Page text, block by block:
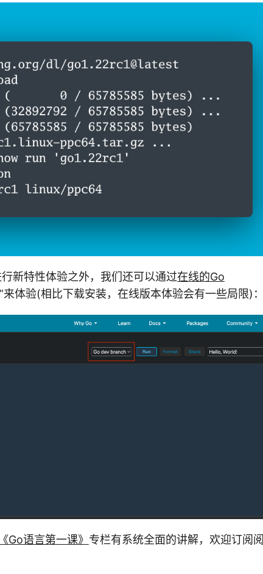
新特性体验之外，我们还可以通过在线的Go
体验(相比下载安装，在线版本体验会有一些局限)：
《Go语言第一课》 专栏有系统全面的讲解，欢迎订阅阅